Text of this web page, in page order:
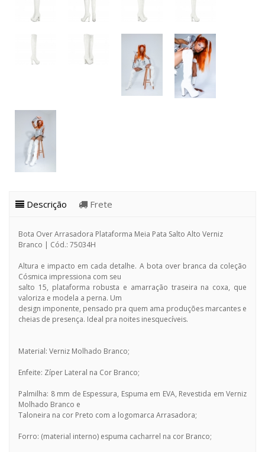
Descrição Frete
Bota Over Arrasadora Plataforma Meia Pata Salto Alto Verniz
Branco | Cód.: 75034H
Altura e impacto em cada detalhe. A bota over branca da coleção
Cósmica impressiona com seu
salto 15, plataforma robusta e amarração traseira na coxa, que
valoriza e modela a perna. Um
design imponente, pensado pra quem ama produções marcantes e
cheias de presença. Ideal pra noites inesquecíveis.
Material: Verniz Molhado Branco;
Enfeite: Zíper Lateral na Cor Branco;
Palmilha: 8 mm de Espessura, Espuma em EVA, Revestida em Verniz
Molhado Branco e
Taloneira na cor Preto com a logomarca Arrasadora;
Forro: (material interno) espuma cacharrel na cor Branco;